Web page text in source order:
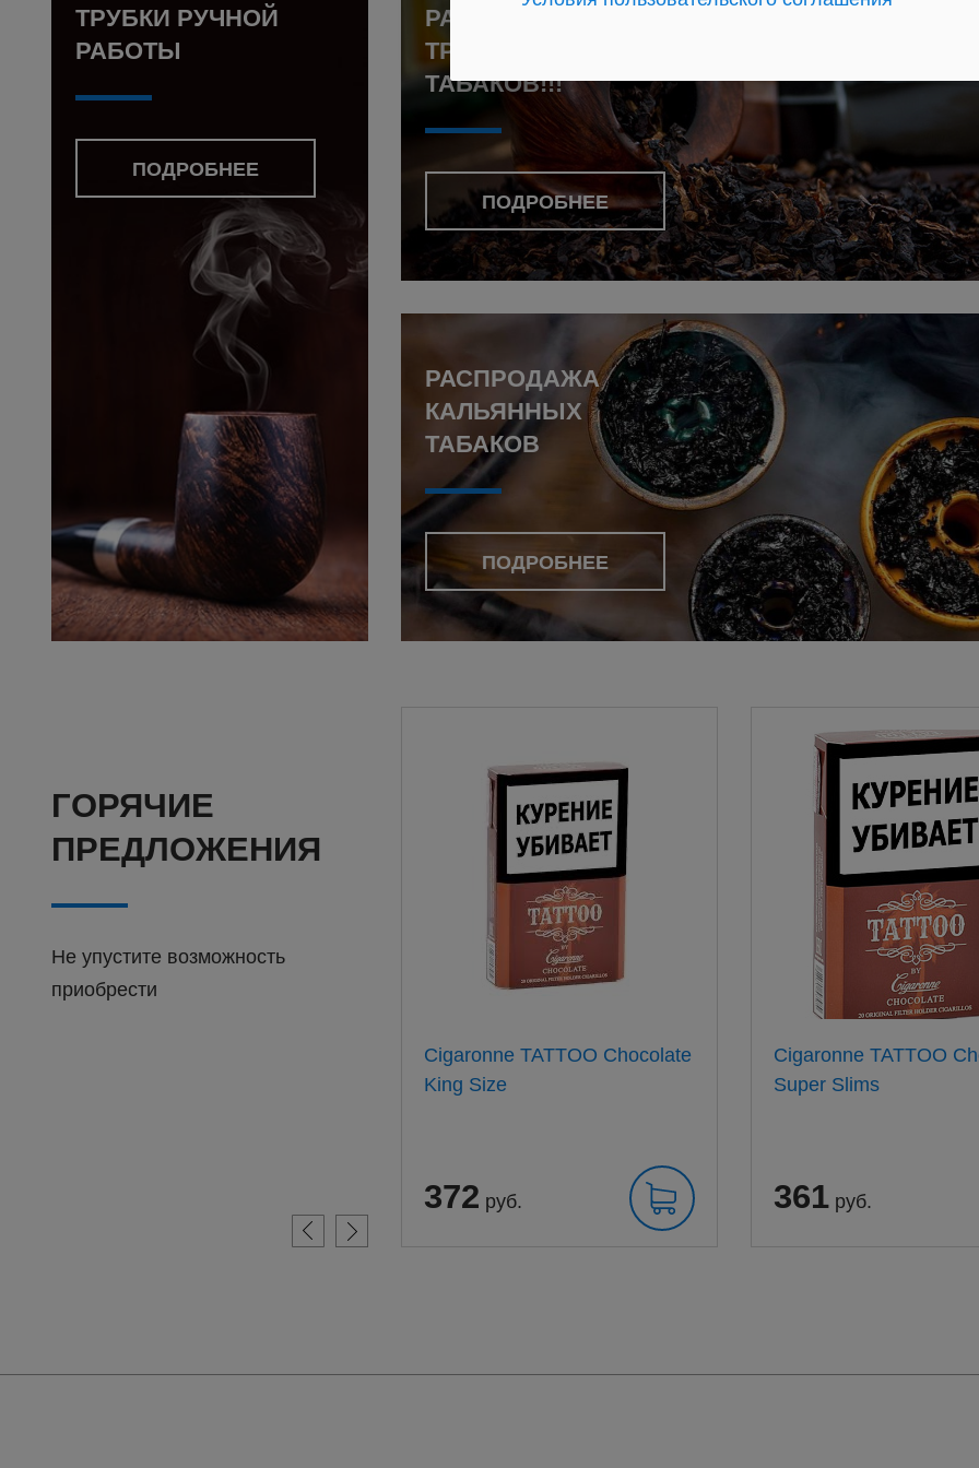
ТРУБКИ РУЧНОЙ
РАБОТЫ
ПОДРОБНЕЕ
РАСПРОДАЖА
ТРУБОЧНЫХ
ТАБАКОВ!!!
ПОДРОБНЕЕ
РАСПРОДАЖА
КАЛЬЯННЫХ
ТАБАКОВ
ПОДРОБНЕЕ
ГОРЯЧИЕ
ПРЕДЛОЖЕНИЯ
Не упустите возможность
приобрести
Cigaronne TATTOO Chocolate
King Size
372 руб.
Cigaronne TATTOO
Super Slims
361 руб.